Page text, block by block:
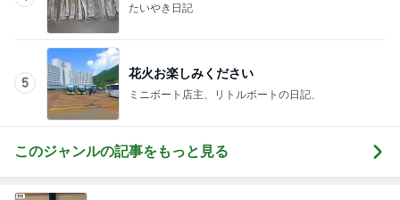
たいやき日記
5
花火お楽しみください
ミニボート店主、リトルボートの日記、
このジャンルの記事をもっと見る